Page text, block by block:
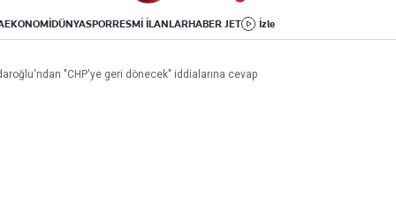
EKONOMİDÜNYASPORRESMİ İLANLARHABER JET İzle
"CHP'ye geri dönecek" iddialarına cevap